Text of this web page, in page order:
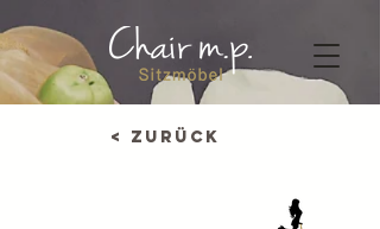
< Zurück